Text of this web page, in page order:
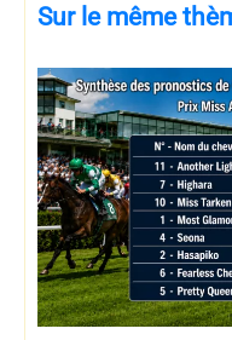
Sur le même